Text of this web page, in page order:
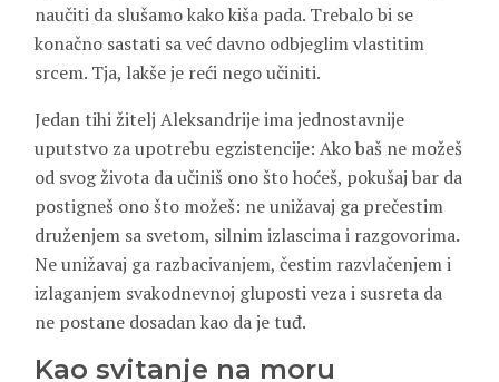
naučiti da slušamo kako kiša pada. Trebalo bi se
konačno sastati sa već davno odbjeglim vlastitim
srcem. Tja, lakše je reći nego učiniti.
Jedan tihi žitelj Aleksandrije ima jednostavnije
uputstvo za upotrebu egzistencije: Ako baš ne možeš
od svog života da učiniš ono što hoćeš, pokušaj bar da
postigneš ono što možeš: ne unižavaj ga prečestim
druženjem sa svetom, silnim izlascima i razgovorima.
Ne unižavaj ga razbacivanjem, čestim razvlačenjem i
izlaganjem svakodnevnoj gluposti veza i susreta da
ne postane dosadan kao da je tuđ.
Kao svitanje na moru